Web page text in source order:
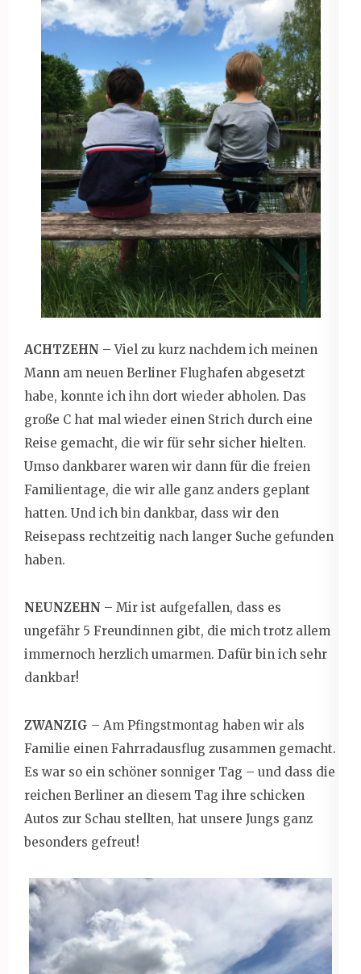
ACHTZEHN – Viel zu kurz nachdem ich meinen
Mann am neuen Berliner Flughafen abgesetzt
habe, konnte ich ihn dort wieder abholen. Das
große C hat mal wieder einen Strich durch eine
Reise gemacht, die wir für sehr sicher hielten.
Umso dankbarer waren wir dann für die freien
Familientage, die wir alle ganz anders geplant
hatten. Und ich bin dankbar, dass wir den
Reisepass rechtzeitig nach langer Suche gefunden
haben.
NEUNZEHN – Mir ist aufgefallen, dass es
ungefähr 5 Freundinnen gibt, die mich trotz allem
immernoch herzlich umarmen. Dafür bin ich sehr
dankbar!
ZWANZIG – Am Pfingstmontag haben wir als
Familie einen Fahrradausflug zusammen gemacht.
Es war so ein schöner sonniger Tag – und dass die
reichen Berliner an diesem Tag ihre schicken
Autos zur Schau stellten, hat unsere Jungs ganz
besonders gefreut!